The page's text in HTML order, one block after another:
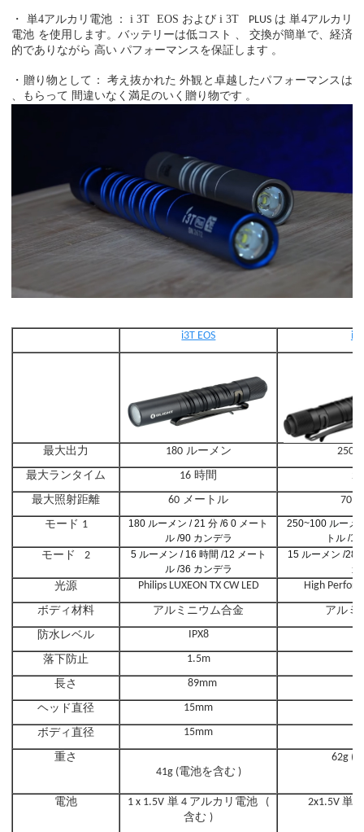
・ 単4アルカリ電池 ： i 3T EOS および i 3T PLUS は 単4アルカリ
電池 を使用します。バッテリーは低コスト
交換が簡単で、経済
的でありながら 高い パフォーマンスを保証します 。
・贈り物として： 考え抜かれた 外観と卓越したパフォーマンスは
、もらって 間違いなく満足のいく贈り物です 。
i3T EOS
最大出力 180 ルーメン 250
最大ランタイム
16 時間
28
最大照射距離
60 メートル 70
モード 1 180 ルーメン / 21 分 /6 0 メート
ル /90 カンデラ
250~100 ルーメ
トル /
モード 2 5 ルーメン / 16 時間 /12 メート
ル /36 カンデラ
15 ルーメン /28
カ
光源 Philips LUXEON TX CW LED
High
ボディ材料
アルミニウム合金
アルミ
防水レベル
IPX8
落下防止
1.5m
長さ
89mm
ヘッド直径
15mm
ボディ直径
15mm
重さ
41g (電池を含む )
62g (
電池 1 x 1.5V 単 4 アルカリ電池
(
含む )
2x1.5V単